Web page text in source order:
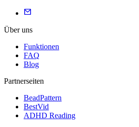
Über uns
Funktionen
FAQ
Blog
Partnerseiten
BeadPattern
BestVid
ADHD Reading